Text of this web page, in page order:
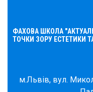
ФАХОВА ШКОЛА
ТОЧКИ ЗОРУ ЕСТЕТИКИ
м.Львів, вул.